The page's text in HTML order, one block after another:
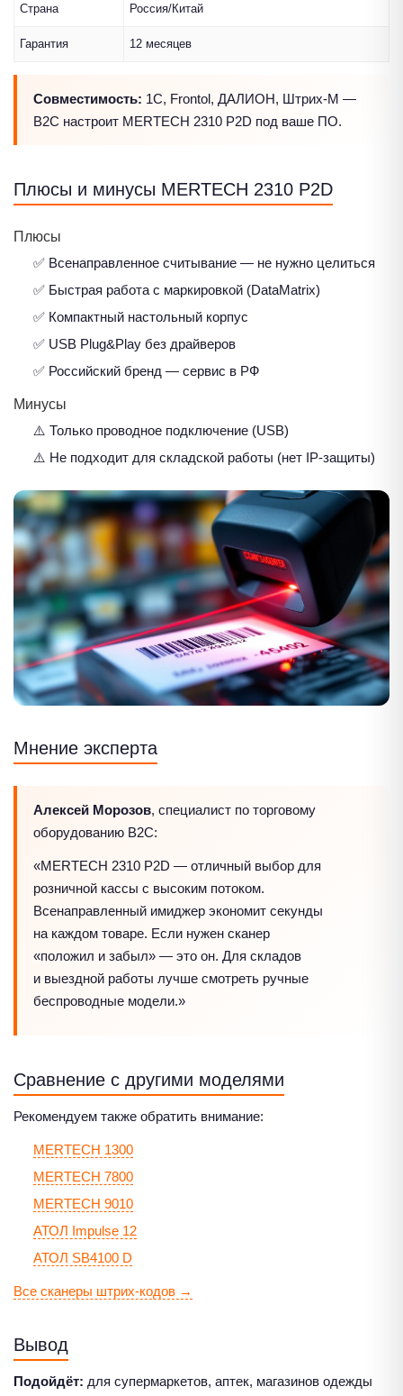
Страна Россия/Китай
Гарантия 12 месяцев
Совместимость: 1С, Frontol, ДАЛИОН, Штрих-М —
B2C настроит MERTECH 2310 P2D под ваше ПО.
Плюсы и минусы MERTECH 2310 P2D
Плюсы
✅ Всенаправленное считывание — не нужно целиться
✅ Быстрая работа с маркировкой (DataMatrix)
✅ Компактный настольный корпус
✅ USB Plug&Play без драйверов
✅ Российский бренд — сервис в РФ
Минусы
⚠️ Только проводное подключение (USB)
⚠️ Не подходит для складской работы (нет IP-защиты)
Мнение эксперта
Алексей Морозов, специалист по торговому
оборудованию B2C:
«MERTECH 2310 P2D — отличный выбор для
розничной кассы с высоким потоком.
Всенаправленный имиджер экономит секунды
на каждом товаре. Если нужен сканер
«положил и забыл» — это он. Для складов
и выездной работы лучше смотреть ручные
беспроводные модели.»
Сравнение с другими моделями
Рекомендуем также обратить внимание:
MERTECH 1300
MERTECH 7800
MERTECH 9010
АТОЛ Impulse 12
АТОЛ SB4100 D
Все сканеры штрих-кодов →
Вывод
Подойдёт: для супермаркетов, аптек, магазинов одежды